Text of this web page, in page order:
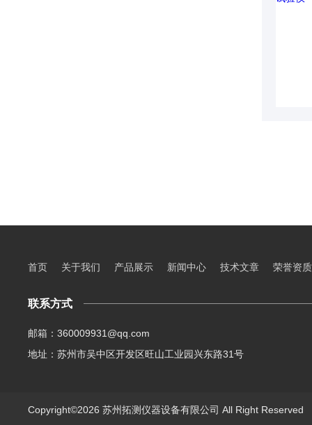
首页 关于我们 产品展示 新闻中心 技术文章 荣誉资质
联系方式
邮箱：360009931@qq.com
地址：苏州市吴中区开发区旺山工业园兴东路31号
Copyright©2026 苏州拓测仪器设备有限公司 All Right